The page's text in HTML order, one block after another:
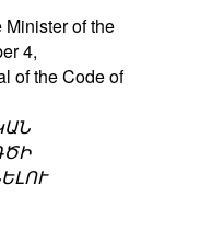
of the
4,
of the Code of